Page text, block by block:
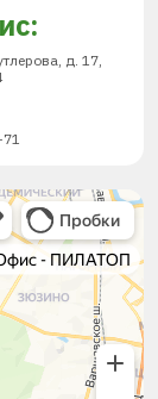
д. 17,